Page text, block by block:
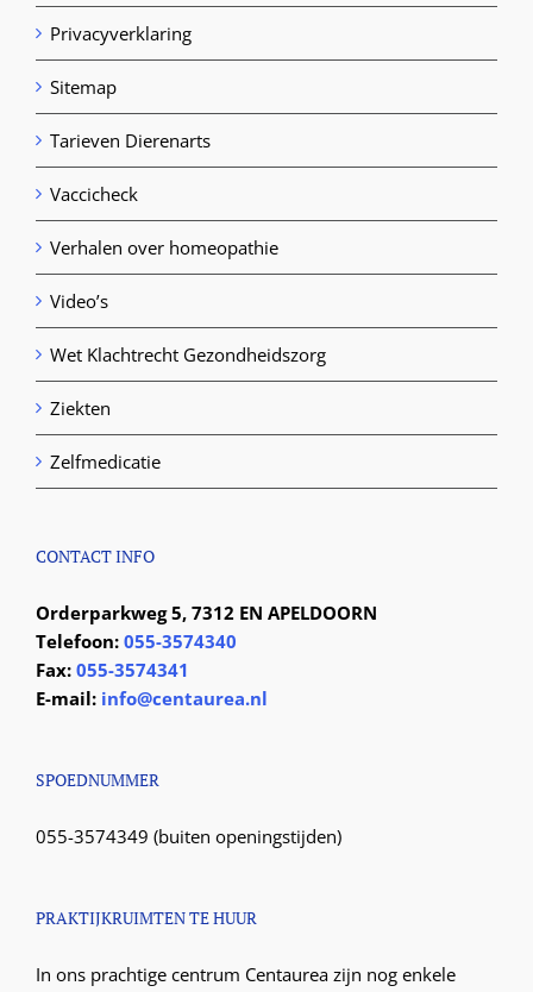
Privacyverklaring
Sitemap
Tarieven Dierenarts
Vaccicheck
Verhalen over homeopathie
Video’s
Wet Klachtrecht Gezondheidszorg
Ziekten
Zelfmedicatie
CONTACT INFO
Orderparkweg 5, 7312 EN APELDOORN
Telefoon: 055-3574340
Fax: 055-3574341
E-mail: info@centaurea.nl
SPOEDNUMMER
055-3574349 (buiten openingstijden)
PRAKTIJKRUIMTEN TE HUUR
In ons prachtige centrum Centaurea zijn nog enkele